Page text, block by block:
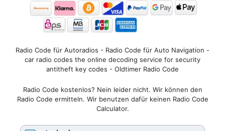
Radio Code für Autoradios - Radio Code für Auto Navigation -
car radio codes the online decoding service for security
antitheft key codes - Oldtimer Radio Code
Radio Code kostenlos? Nein leider nicht. Wir können den
Radio Code ermitteln. Wir benutzen dafür keinen Radio Code
Calculator.